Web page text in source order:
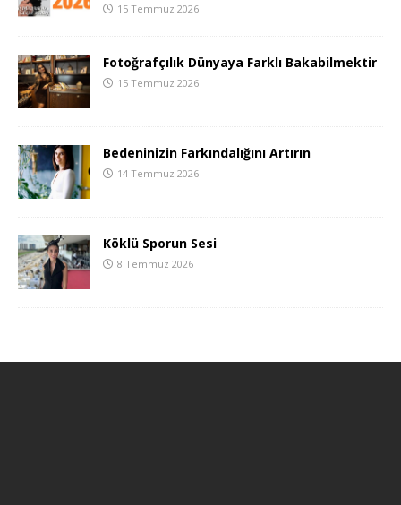
15 Temmuz 2026
Fotoğrafçılık Dünyaya Farklı Bakabilmektir
15 Temmuz 2026
Bedeninizin Farkındalığını Artırın
14 Temmuz 2026
Köklü Sporun Sesi
8 Temmuz 2026